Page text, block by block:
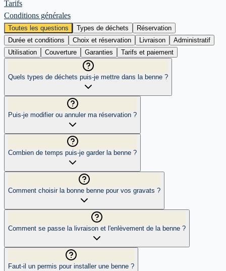
Tarifs
Conditions générales
Toutes les questions Types de déchets
Réservation
Durée et conditions
Choix et réservation Livraison
Administratif
Utilisation
Couverture Garanties Tarifs et paiement
Quels types de déchets puis-je mettre dans la benne ?
Puis-je modifier ou annuler ma réservation ?
Combien de temps puis-je garder la benne ?
Comment choisir la bonne benne pour vos gravats ?
Comment se passe la livraison et l'enlèvement de la benne ?
Faut-il un permis pour installer une benne ?